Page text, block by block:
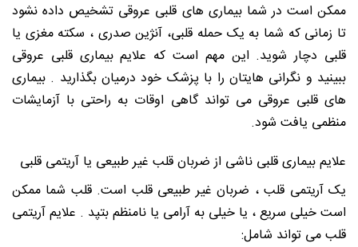
ممکن است در شما بیماری های قلبی عروقی تشخیص داده نشود
تا زمانی که شما به یک حمله قلبی، آنژین صدری ، سکته مغزی یا
قلبی دچار شوید. این مهم است که علایم بیماری قلبی عروقی
ببینید و نگرانی هایتان را با پزشک خود درمیان بگذارید . بیماری
های قلبی عروقی می تواند گاهی اوقات به راحتی با آزمایشات
منظمی یافت شود.
علایم بیماری قلبی ناشی از ضربان قلب غیر طبیعی یا آریتمی قلبی
یک آریتمی قلب ، ضربان غیر طبیعی قلب است. قلب شما ممکن
است خیلی سریع ، یا خیلی به آرامی یا نامنظم بتپد . علایم آریتمی
قلب می تواند شامل: